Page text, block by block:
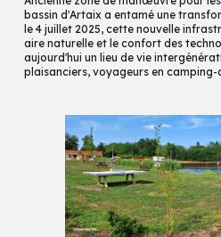
bassin d'Artaix a entamé une
le 4 juillet 2025, cette nouvelle
aire naturelle et le confort des
aujourd'hui un lieu de vie
plaisanciers, voyageurs en